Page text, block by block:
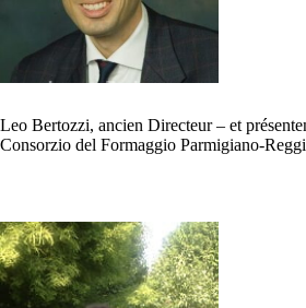
Leo Bertozzi, ancien Directeur – et
Consorzio del Formaggio Parmigiano-